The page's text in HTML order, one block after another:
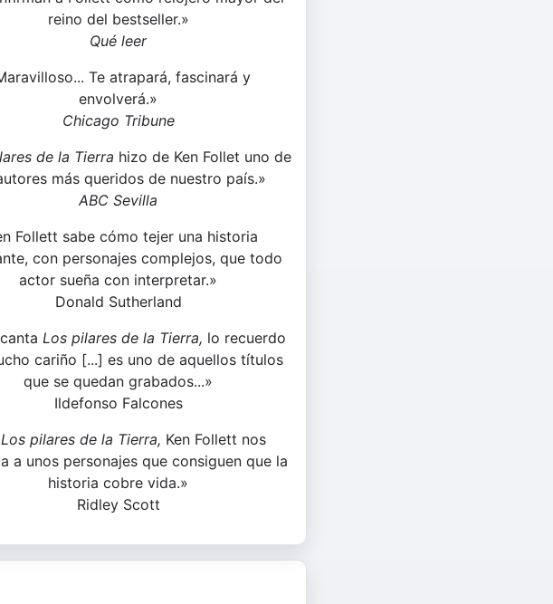
reino del bestseller.»
Qué leer
Te atrapará, fascinará y
envolverá.»
Chicago Tribune
de la Tierra hizo de Ken Follet uno de
más queridos de nuestro país.»
ABC Sevilla
Follett sabe cómo tejer una historia
con personajes complejos, que todo
actor sueña con interpretar.»
Donald Sutherland
Los pilares de la Tierra, lo recuerdo
cariño [...] es uno de aquellos títulos
que se quedan grabados...»
Ildefonso Falcones
Los pilares de la Tierra, Ken Follett nos
a unos personajes que consiguen que la
historia cobre vida.»
Ridley Scott